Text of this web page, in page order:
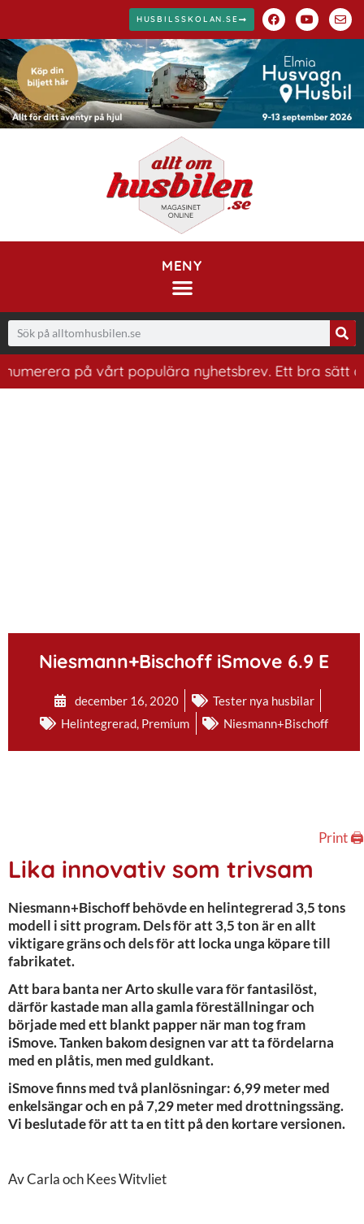
HUSBILSSKOLAN.SE
MENY
på vårt populära nyhetsbrev. Ett bra sätt att
Niesmann+Bischoff iSmove 6.9 E
december 16, 2020
Tester nya husbilar
Helintegrerad, Premium Niesmann+Bischoff
Print 🖨
Lika innovativ som trivsam
Niesmann+Bischoff behövde en helintegrerad 3,5 tons
modell i sitt program. Dels för att 3,5 ton är en allt
viktigare gräns och dels för att locka unga köpare till
fabrikatet.
Att bara banta ner Arto skulle vara för fantasilöst,
därför kastade man alla gamla föreställningar och
började med ett blankt papper när man tog fram
iSmove. Tanken bakom designen var att ta fördelarna
med en plåtis, men med guldkant.
iSmove finns med två planlösningar: 6,99 meter med
enkelsängar och en på 7,29 meter med drottningssäng.
Vi beslutade för att ta en titt på den kortare versionen.
Av Carla och Kees Witvliet